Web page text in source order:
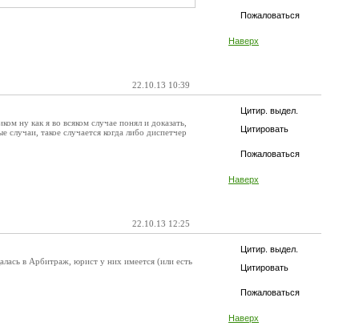
Пожаловаться
Наверх
22.10.13 10:39
Цитир. выдел.
Цитировать
Пожаловаться
Наверх
ну как я во всяком случае понял и доказать,
такое случается когда либо диспетчер
22.10.13 12:25
Цитир. выдел.
Цитировать
Пожаловаться
Наверх
в Арбитраж, юрист у них имеется (или есть